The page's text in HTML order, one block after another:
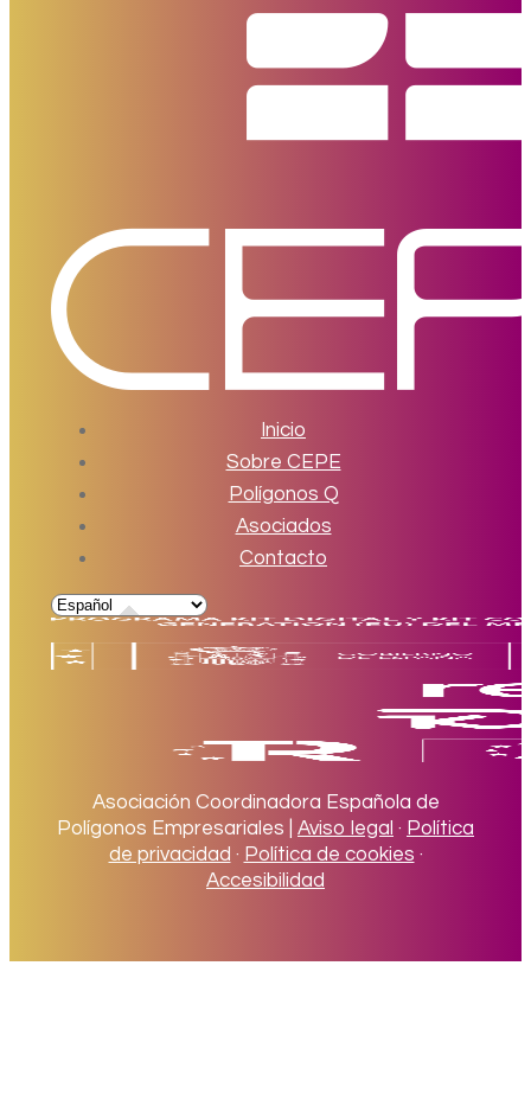
Inicio
Sobre CEPE
Polígonos Q
Asociados
Contacto
Asociación Coordinadora Española de
Polígonos Empresariales | Aviso legal · Política
de privacidad · Política de cookies ·
Accesibilidad